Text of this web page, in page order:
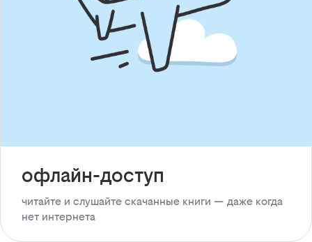
офлайн-доступ
читайте и слушайте скачанные книги — даже когда
нет интернета